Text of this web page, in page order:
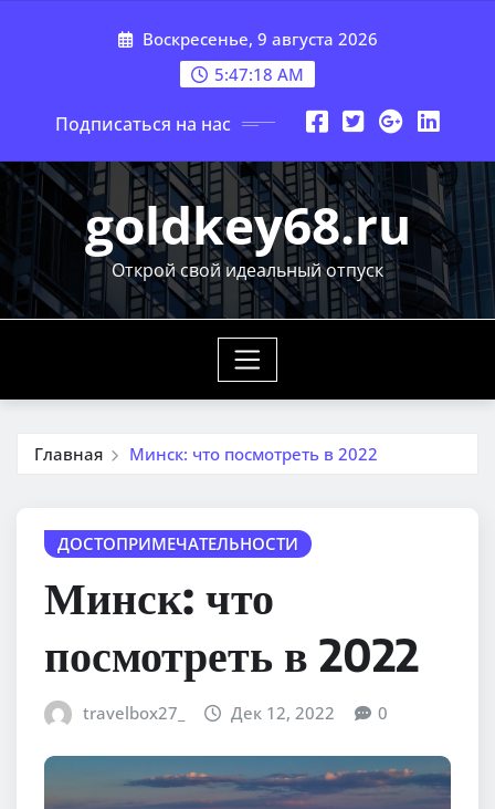
Воскресенье, 9 августа 2026
5:47:20 AM
Подписаться на нас
goldkey68.ru
Открой свой идеальный отпуск
Главная Минск: что посмотреть в 2022
ДОСТОПРИМЕЧАТЕЛЬНОСТИ
Минск: что
посмотреть в 2022
travelbox27_ Дек 12, 2022 0